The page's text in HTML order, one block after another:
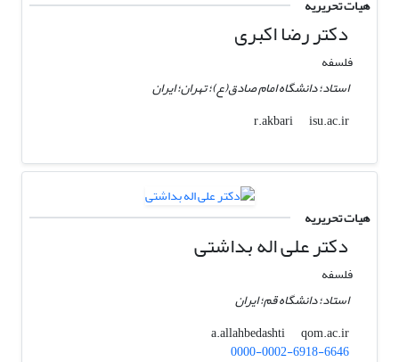
هیات تحریریه
دکتر رضا اکبری
فلسفه
استاد؛ دانشگاه امام صادق(ع)؛ تهران؛ ایران
r.akbari
isu.ac.ir
هیات تحریریه
دکتر علی اله بداشتی
فلسفه
استاد؛ دانشگاه قم؛ ایران
a.allahbedashti
qom.ac.ir
0000-0002-6918-6646